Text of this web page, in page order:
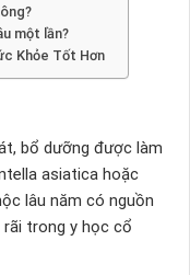
một lần?
Khỏe Tốt Hơn
bổ dưỡng được làm
asiatica hoặc
lâu năm có nguồn
trong y học cổ